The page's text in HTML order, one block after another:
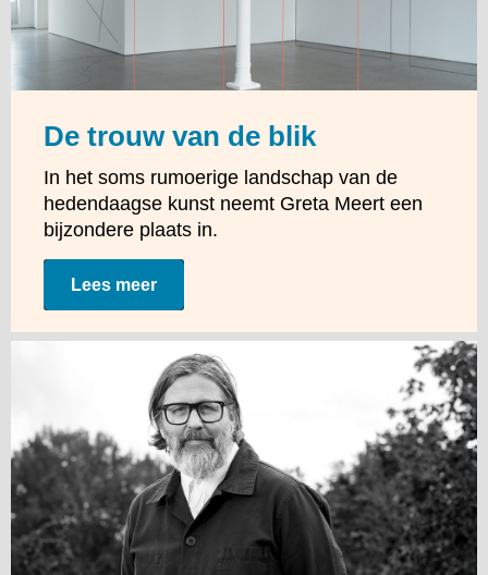
De trouw van de blik
In het soms rumoerige landschap van de
hedendaagse kunst neemt Greta Meert een
bijzondere plaats in.
Lees meer